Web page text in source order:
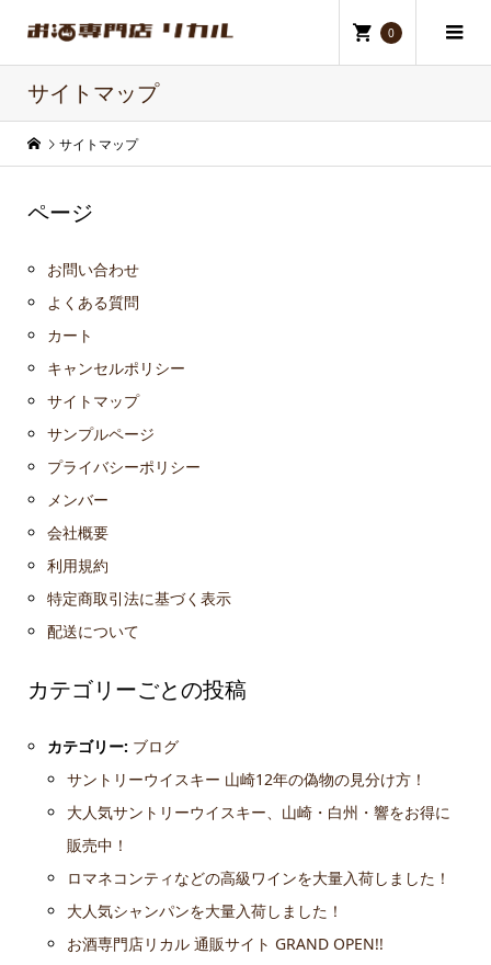
0
サイトマップ
サイトマップ
ページ
お問い合わせ
よくある質問
カート
キャンセルポリシー
サイトマップ
サンプルページ
プライバシーポリシー
メンバー
会社概要
利用規約
特定商取引法に基づく表示
配送について
カテゴリーごとの投稿
カテゴリー: ブログ
サントリーウイスキー 山崎12年の偽物の見分け方！
大人気サントリーウイスキー、山崎・白州・響をお得に
販売中！
ロマネコンティなどの高級ワインを大量入荷しました！
大人気シャンパンを大量入荷しました！
お酒専門店リカル 通販サイト GRAND OPEN!!